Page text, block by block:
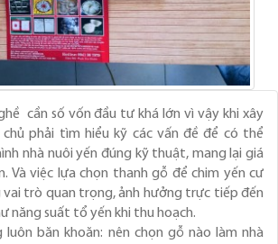
cần số vốn đầu tư khá lớn vì vậy khi xây
phải tìm hiểu kỹ các vấn đề để có thể
nhà nuôi yến đúng kỹ thuật, mang lại giá
Và việc lựa chọn thanh gỗ để chim yến cư
trò quan trọng, ảnh hưởng trực tiếp đến
năng suất tổ yến khi thu hoạch.
luôn băn khoăn: nên chọn gỗ nào làm nhà